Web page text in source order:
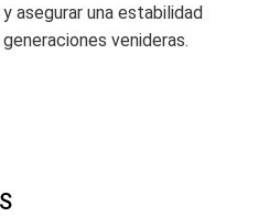
asegurar una estabilidad
venideras.